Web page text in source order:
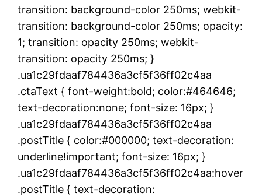
transition: background-color 250ms; webkit-
transition: background-color 250ms; opacity:
1; transition: opacity 250ms; webkit-
transition: opacity 250ms; }
.ua1c29fdaaf784436a3cf5f36ff02c4aa
.ctaText { font-weight:bold; color:#464646;
text-decoration:none; font-size: 16px; }
.ua1c29fdaaf784436a3cf5f36ff02c4aa
.postTitle { color:#000000; text-decoration:
underline!important; font-size: 16px; }
.ua1c29fdaaf784436a3cf5f36ff02c4aa:hover
.postTitle { text-decoration: